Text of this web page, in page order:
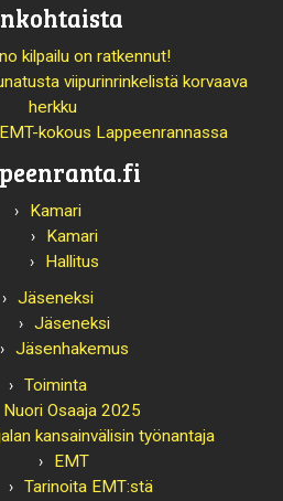
kilpailu on ratkennut!
viipurinrinkelistä korvaava
herkku
kokous Lappeenrannassa
Kamari
Kamari
Hallitus
Jäseneksi
Jäseneksi
Jäsenhakemus
Toiminta
Nuori Osaaja 2025
kansainvälisin työnantaja
EMT
Tarinoita EMT:stä